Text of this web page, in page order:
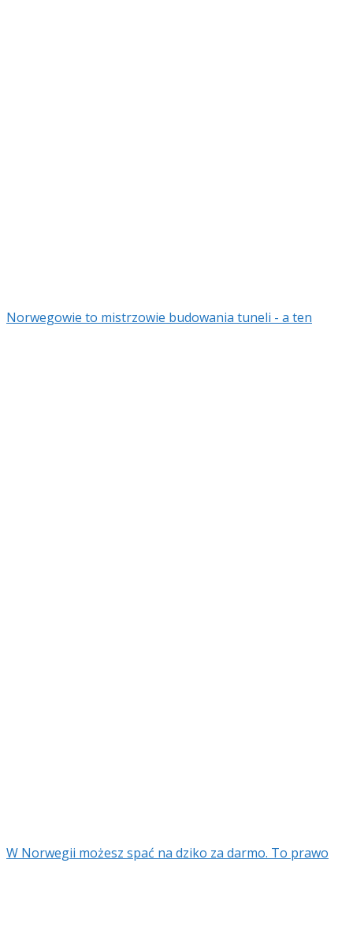
Norwegowie to mistrzowie budowania tuneli - a ten
W Norwegii możesz spać na dziko za darmo. To prawo